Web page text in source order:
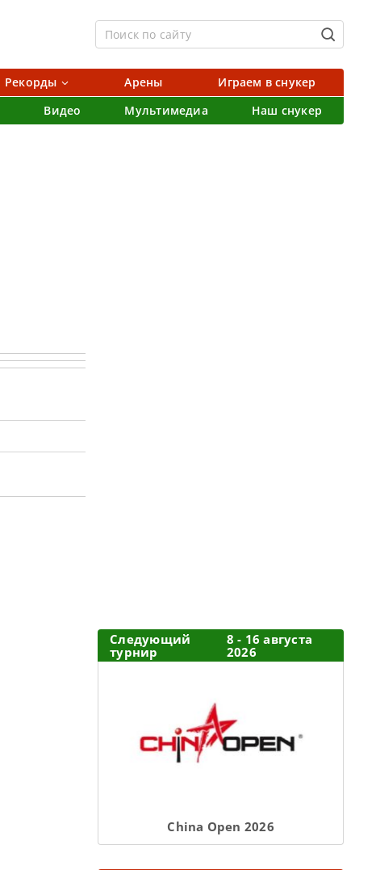
Рекорды Арены
Играем в снукер
Видео Мультимедиа Наш снукер
Следующий
турнир
8 - 16 августа
2026
Сhina Open 2026